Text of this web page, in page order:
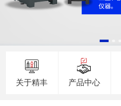
关于精丰 产品中心